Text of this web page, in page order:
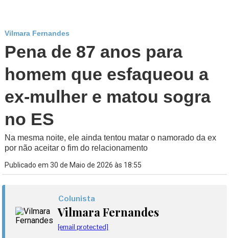
Vilmara Fernandes
Pena de 87 anos para
homem que esfaqueou a
ex-mulher e matou sogra
no ES
Na mesma noite, ele ainda tentou matar o namorado da ex
por não aceitar o fim do relacionamento
Publicado em 30 de Maio de 2026 às 18:55
Colunista
Vilmara Fernandes
[email protected]